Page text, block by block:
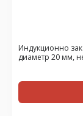
Индукционно
диаметр 20 мм,